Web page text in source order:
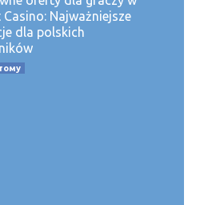
Casino: Najważniejsze
dla polskich